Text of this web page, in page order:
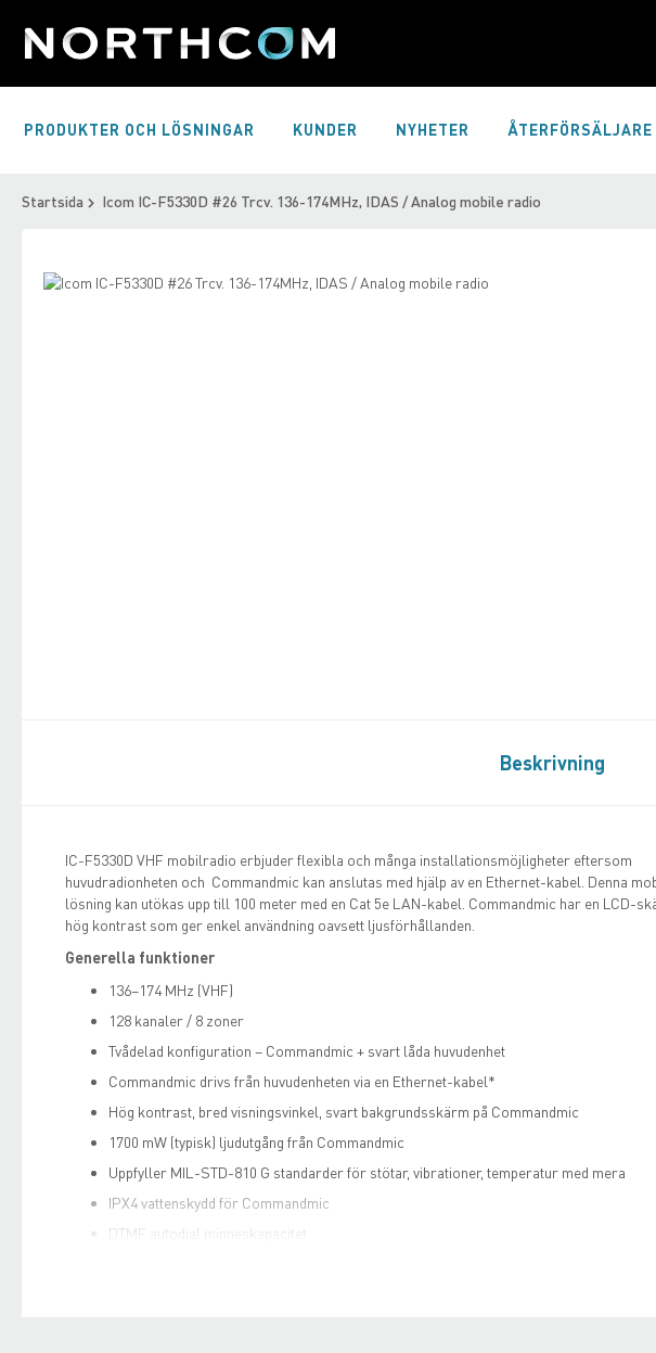
Skip
PRODUKTER OCH LÖSNINGAR KUNDER NYHETER ÅTERFÖRSÄLJARE
Startsida Icom IC-F5330D #26 Trcv. 136-174MHz, IDAS / Analog mobile radio
Skip
Beskrivning
IC-F5330D VHF mobilradio erbjuder flexibla och många installationsmöjligheter eftersom
huvudradionheten och Commandmic kan anslutas med hjälp av en Ethernet-kabel. Denna
lösning kan utökas upp till 100 meter med en Cat 5e LAN-kabel. Commandmic har en LCD-
hög kontrast som ger enkel användning oavsett ljusförhållanden.
Generella funktioner
136–174 MHz (VHF)
128 kanaler / 8 zoner
Tvådelad konfiguration – Commandmic + svart låda huvudenhet
Commandmic drivs från huvudenheten via en Ethernet-kabel*
Hög kontrast, bred visningsvinkel, svart bakgrundsskärm på Commandmic
1700 mW (typisk) ljudutgång från Commandmic
Uppfyller MIL-STD-810 G standarder för stötar, vibrationer, temperatur med mera
IPX4 vattenskydd för Commandmic
DTMF autodial minneskapacitet